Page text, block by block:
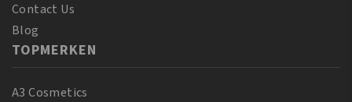
Contact Us
Blog
TOPMERKEN
A3 Cosmetics